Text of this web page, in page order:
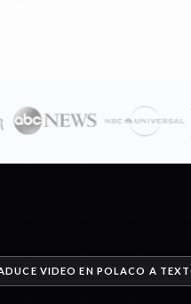
VIDEO EN POLACO A